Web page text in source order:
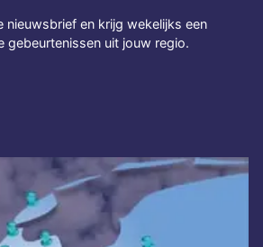
nieuwsbrief en krijg wekelijks een
gebeurtenissen uit jouw regio.